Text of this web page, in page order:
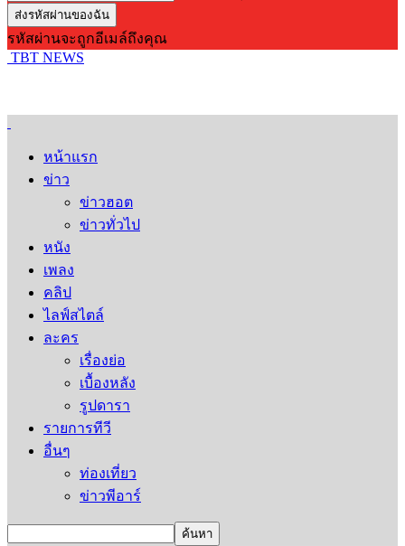
รหัสผ่านจะถูกอีเมล์ถึงคุณ
TBT NEWS
หน้าแรก
ข่าว
ข่าวฮอต
ข่าวทั่วไป
หนัง
เพลง
คลิป
ไลฟ์สไตล์
ละคร
เรื่องย่อ
เบื้องหลัง
รูปดารา
รายการทีวี
อื่นๆ
ท่องเที่ยว
ข่าวพีอาร์